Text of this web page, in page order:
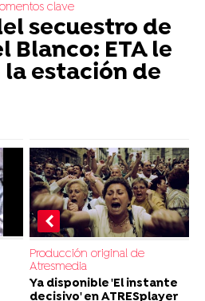
clave
secuestro de
Blanco: ETA le
la estación de
Producción original de
Atresmedia
Ya disponible 'El instante
decisivo' en ATRESplayer